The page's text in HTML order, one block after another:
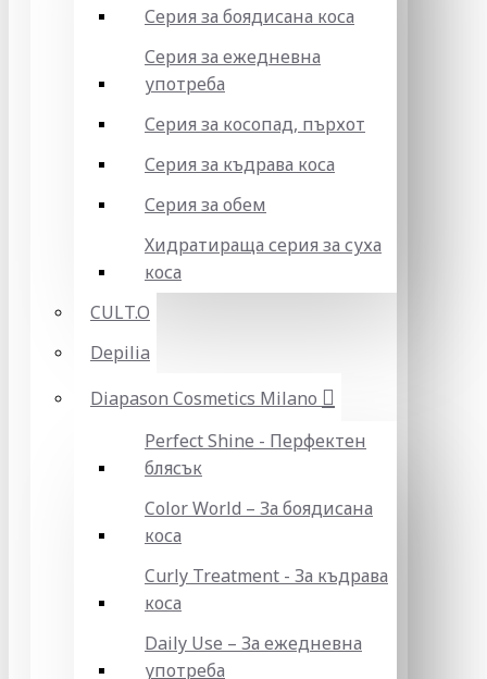
Серия за боядисана коса
Серия за ежедневна
употреба
Серия за косопад, пърхот
Серия за къдрава коса
Серия за обем
Хидратираща серия за суха
коса
CULT.O
Depilia
Diapason Cosmetics Milano
Perfect Shine - Перфектен
блясък
Color World – За боядисана
коса
Curly Treatment - За къдрава
коса
Daily Use – За ежедневна
употреба